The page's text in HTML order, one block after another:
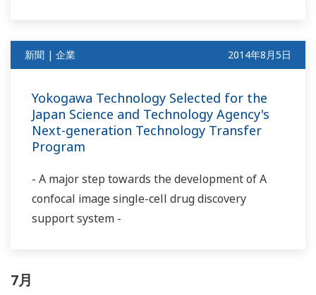
新聞 | 企業 2014年8月5日
Yokogawa Technology Selected for the
Japan Science and Technology Agency's
Next-generation Technology Transfer
Program
- A major step towards the development of A
confocal image single-cell drug discovery
support system -
7月